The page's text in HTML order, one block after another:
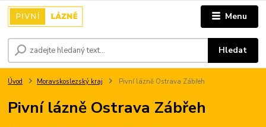
Menu
Hledat
Úvod Moravskoslezský kraj Pivní lázně Ostrava Zábřeh
Pivní lázně Ostrava Zábřeh